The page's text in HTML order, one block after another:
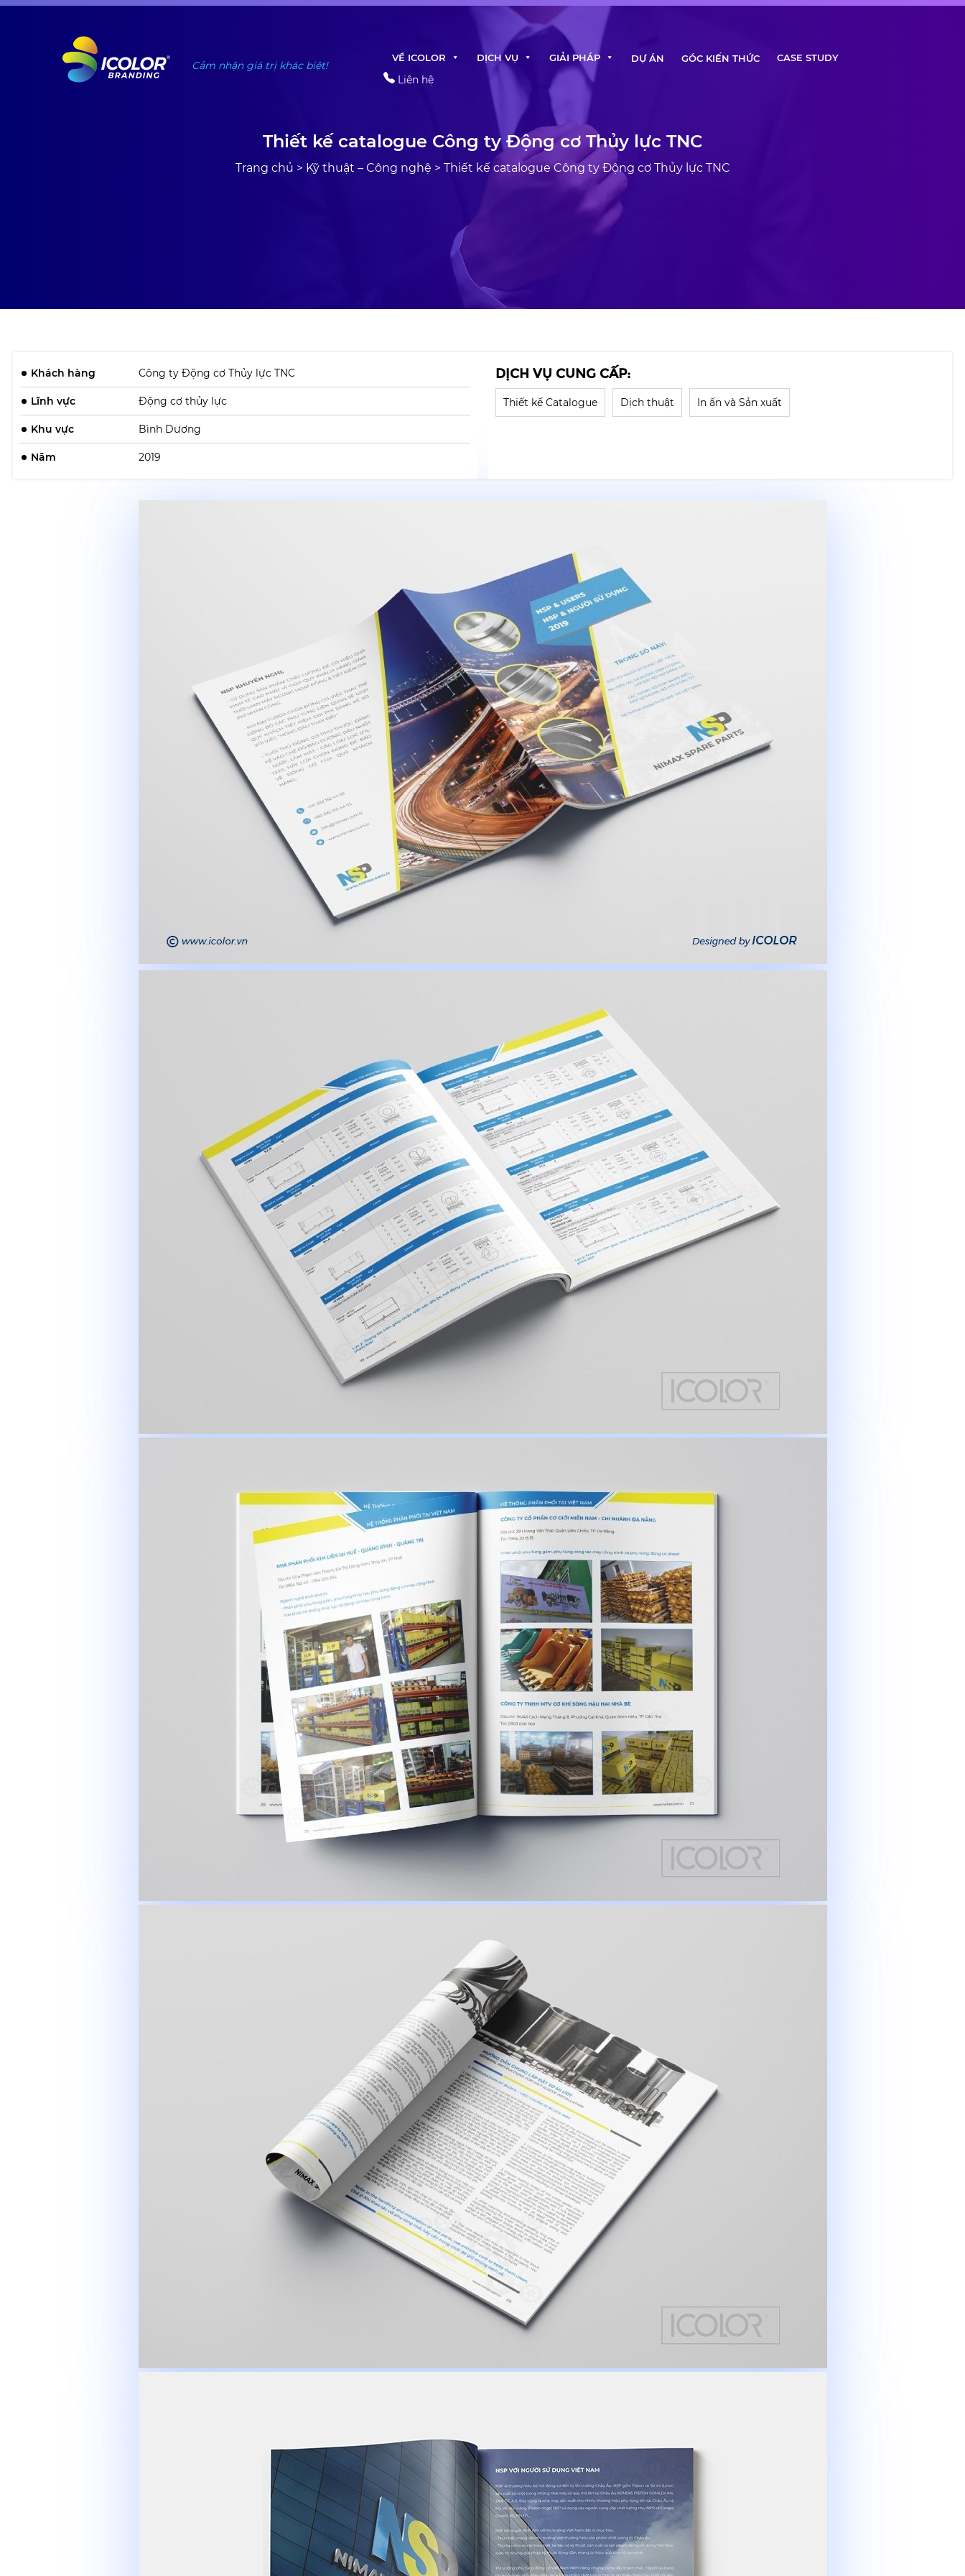
Cảm nhận giá trị khác biệt!
VỀ ICOLOR DỊCH VỤ GIẢI PHÁP DỰ ÁN GÓC KIẾN THỨC CASE STUDY
Liên hệ
Thiết kế catalogue Công ty Động cơ Thủy lực TNC
Trang chủ > Kỹ thuật – Công nghệ > Thiết kế catalogue Công ty Động cơ Thủy lực TNC
Khách hàng Công ty Động cơ Thủy lực TNC
Lĩnh vực Động cơ thủy lực
Khu vực Bình Dương
Năm 2019
DỊCH VỤ CUNG CẤP:
Thiết kế Catalogue Dịch thuật In ấn và Sản xuất